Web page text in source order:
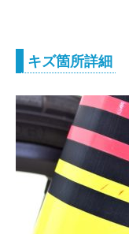
キズ箇所詳細